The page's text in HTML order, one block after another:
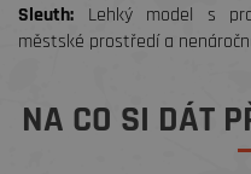
Sleuth: Lehký model s
městské prostředí a
NA CO SI DÁT